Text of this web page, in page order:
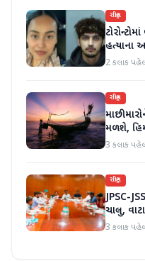
રાષ્ટ્રીય
હત્યાના
ધરપકડ
2 કલાક
રાષ્ટ્રીય
મળશે,
પર 90%
3 કલાક
રાષ્ટ્રીય
JPSC-
ચાલુ,
3 કલાક